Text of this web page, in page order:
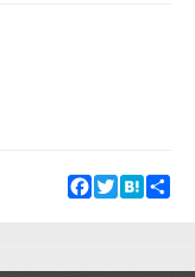
Facebook
TwitterHatena